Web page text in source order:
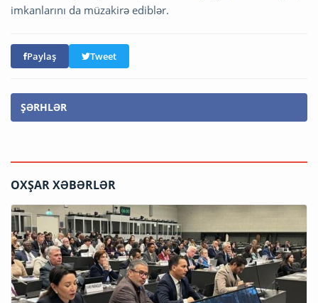
imkanlarını da müzakirə ediblər.
Paylaş Tweet
ŞƏRHLƏR
OXŞAR XƏBƏRLƏR